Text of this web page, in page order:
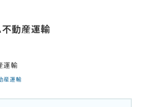
動産運輸
産運輸